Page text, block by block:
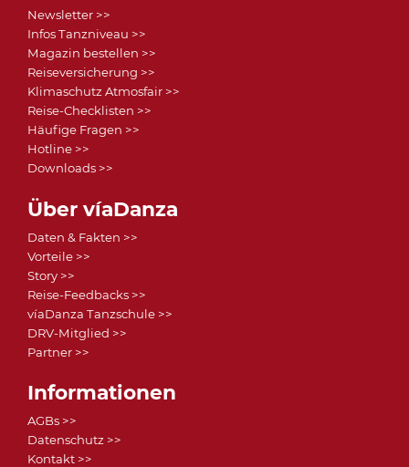
Newsletter >>
Infos Tanzniveau >>
Magazin bestellen >>
Reiseversicherung >>
Klimaschutz Atmosfair >>
Reise-Checklisten >>
Häufige Fragen >>
Hotline >>
Downloads >>
Über víaDanza
Daten & Fakten >>
Vorteile >>
Story >>
Reise-Feedbacks >>
víaDanza Tanzschule >>
DRV-Mitglied >>
Partner >>
Informationen
AGBs >>
Datenschutz >>
Kontakt >>